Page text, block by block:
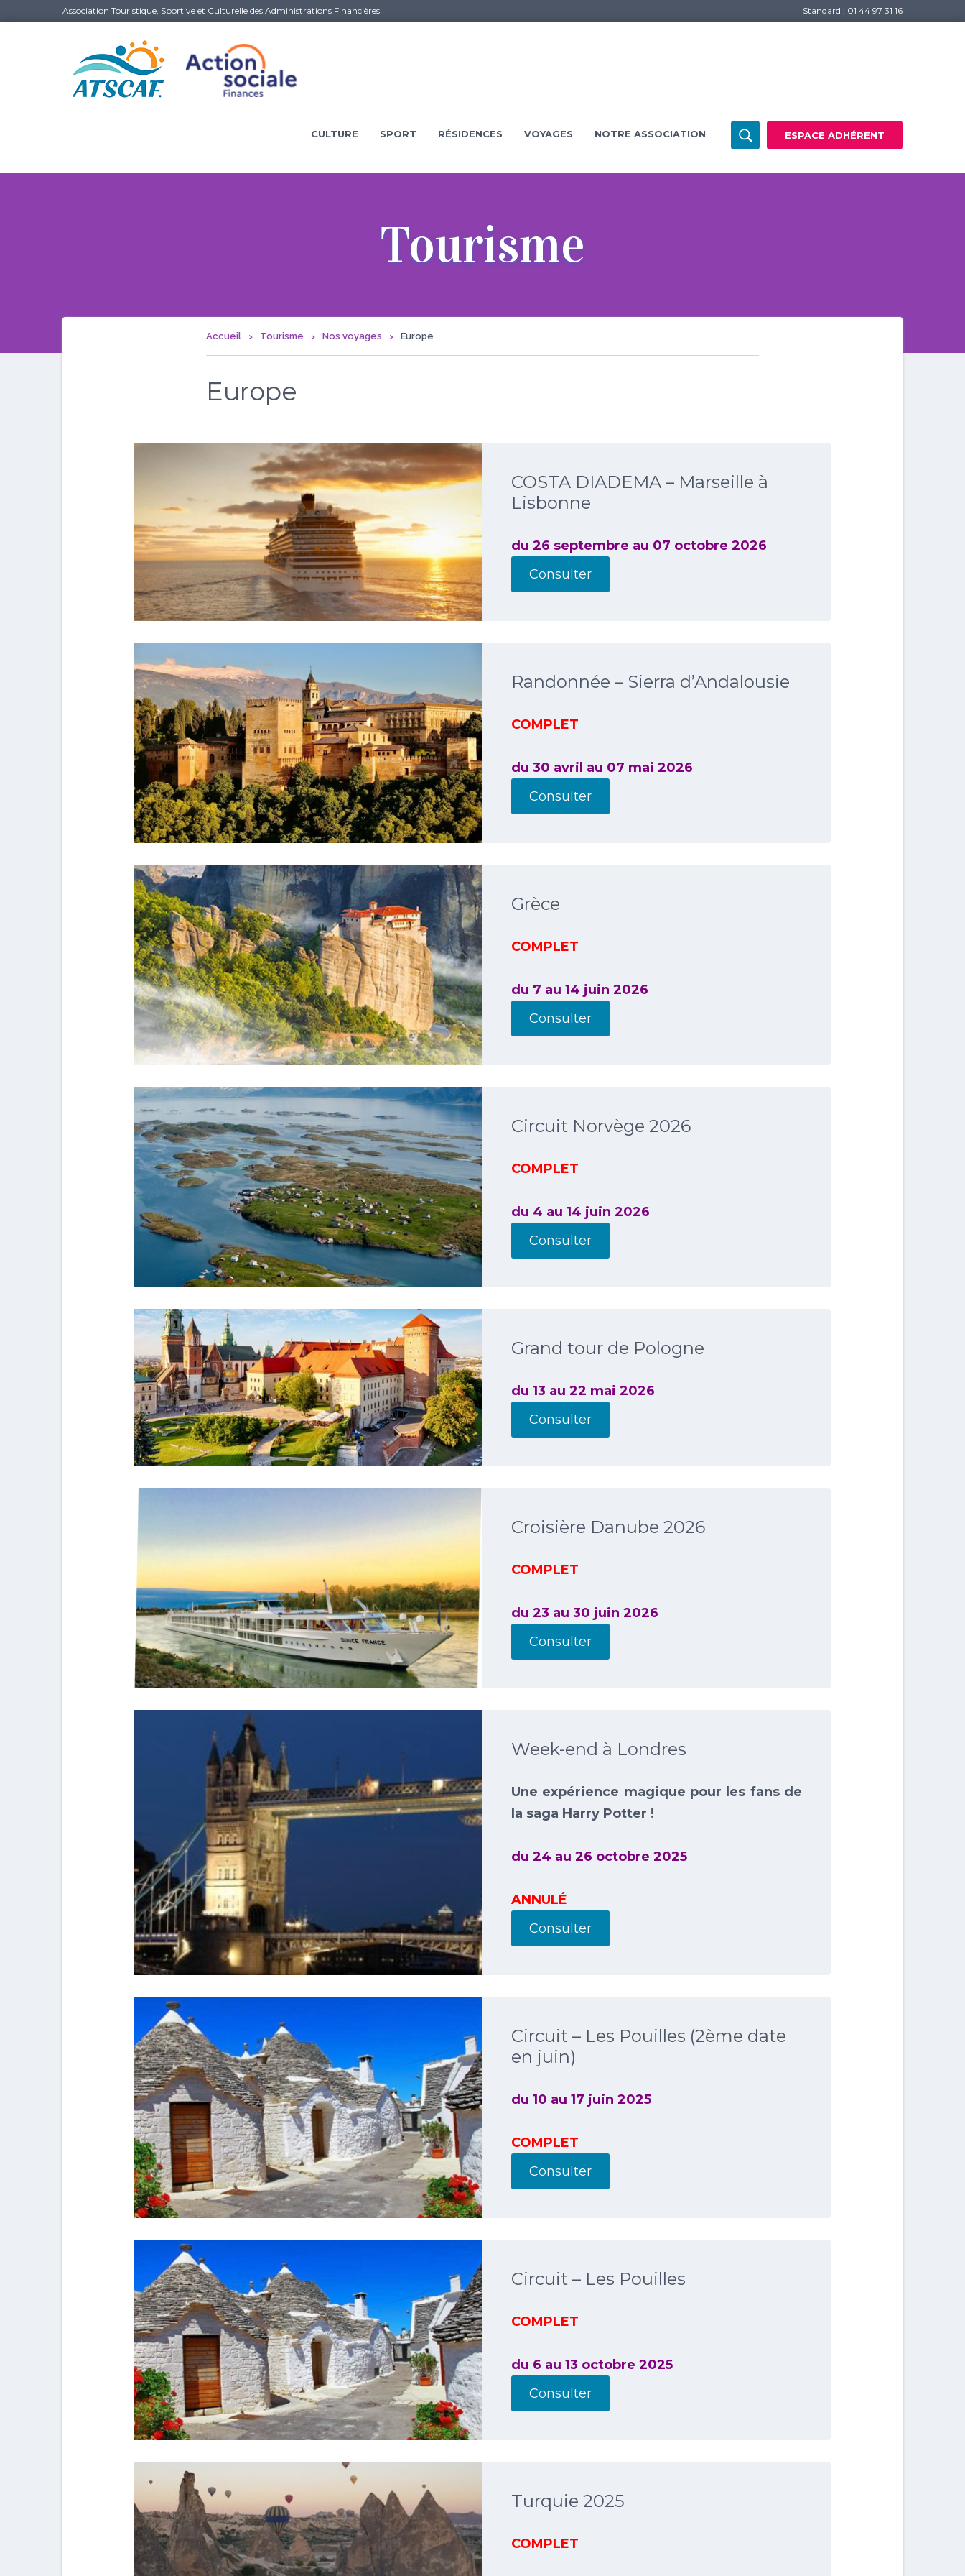
Association Touristique, Sportive et Culturelle des Administrations Financières Standard : 01 44 97 31 16
CULTURE SPORT RÉSIDENCES VOYAGES NOTRE ASSOCIATION ESPACE ADHÉRENT
Tourisme
Accueil Tourisme Nos voyages Europe
Europe
COSTA DIADEMA – Marseille à
Lisbonne
du 26 septembre au 07 octobre 2026
Consulter
Randonnée – Sierra d’Andalousie
COMPLET
du 30 avril au 07 mai 2026
Consulter
Grèce
COMPLET
du 7 au 14 juin 2026
Consulter
Circuit Norvège 2026
COMPLET
du 4 au 14 juin 2026
Consulter
Grand tour de Pologne
du 13 au 22 mai 2026
Consulter
Croisière Danube 2026
COMPLET
du 23 au 30 juin 2026
Consulter
Week-end à Londres
Une expérience magique pour les fans de
la saga Harry Potter !
du 24 au 26 octobre 2025
ANNULÉ
Consulter
Circuit – Les Pouilles (2ème date
en juin)
du 10 au 17 juin 2025
COMPLET
Consulter
Circuit – Les Pouilles
COMPLET
du 6 au 13 octobre 2025
Consulter
Turquie 2025
COMPLET